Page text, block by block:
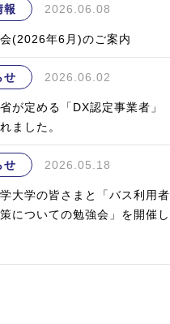
報 2026.06.08
(2026年6月)のご案内
せ 2026.06.02
が定める「DX認定事業者」
ました。
せ 2026.05.18
大学の皆さまと「バス利用者
についての勉強会」を開催し